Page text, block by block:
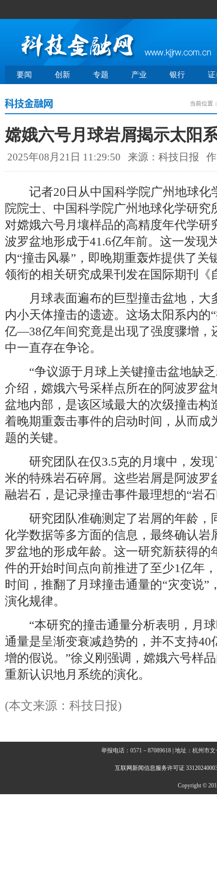
要闻 创新 专题 产业 银行 证
当前位置
嫦娥六号月球岩屑揭示太阳
2025年08月21日 11:29:50 来源：科技日报
记者20日从中国科学院广州地球化
院院士、中国科学院广州地球化学研究
对嫦娥六号月壤样品的高精度年代学研
波罗盆地形成于41.6亿年前。这一发现
内“撞击风暴”，即晚期重轰炸提供了关
领衔的相关研究成果刊发在国际期刊《
月球表面遍布的巨型撞击盆地，大
内小天体撞击的遗迹。这场太阳系内的
亿—38亿年间究竟是出现了强度骤增，
中一直存在争论。
“争议源于月球上关键撞击盆地缺乏
介绍，嫦娥六号采样点所在的阿波罗
盆地内部，是该区域最大的次级撞击构
着晚期重轰击事件的启动时间，从而成
题的关键。
研究团队在仅3.5克的月壤中，发现
米的特殊岩石碎屑。这些岩屑是阿波罗
融岩石，是记录撞击事件最理想的“岩
研究团队准确测定了岩屑的年龄，
化学数据等多方面的信息，最终确认岩
罗盆地的形成年龄。这一研究新获得的
件的开始时间点向前推进了至少1亿年
时间，推翻了月球撞击通量的“灾变说”
演化规律。
“本研究的撞击通量分析表明，月球
通量是呈渐变衰减趋势的，并不支持
增的假说。”徐义刚强调，嫦娥六号样
重新认识地月系统的演化。
(本文来源：科技日报)
举报电话：0571－87089618 | 地址：杭州市
互联网新闻信息服务许可证
Copyright ©